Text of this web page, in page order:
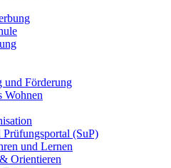
und Förderung
Wohnen
Prüfungsportal (SuP)
und Lernen
Orientieren